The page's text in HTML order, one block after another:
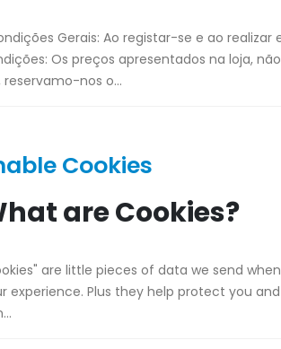
Gerais: Ao registar-se e ao
Os preços apresentados na loja,
reservamo-nos o...
Cookies
are Cookies?
are little pieces of data we send
experience. Plus they help protect you